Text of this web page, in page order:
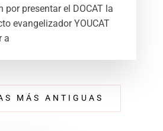
por presentar el DOCAT la
evangelizador YOUCAT
a
MÁS ANTIGUAS